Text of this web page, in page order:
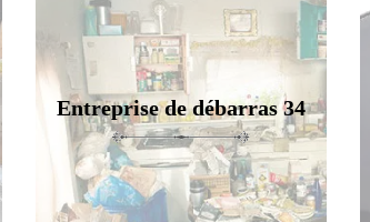
Entreprise de débarras 34